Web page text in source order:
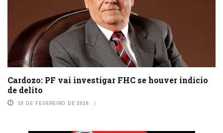
Cardozo: PF vai investigar FHC se houver indício
de delito
19 DE FEVEREIRO DE 2016